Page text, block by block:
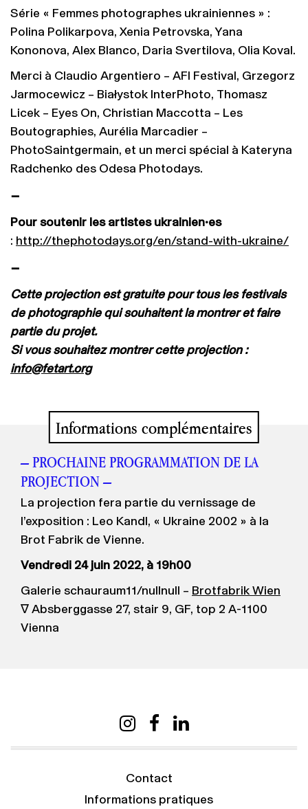
Série « Femmes photographes ukrainiennes » :
Polina Polikarpova, Xenia Petrovska, Yana
Kononova, Alex Blanco, Daria Svertilova, Olia Koval.
Merci à Claudio Argentiero – AFI Festival, Grzegorz
Jarmocewicz – Białystok InterPhoto, Thomasz
Licek – Eyes On, Christian Maccotta – Les
Boutographies, Aurélia Marcadier –
PhotoSaintgermain, et un merci spécial à Kateryna
Radchenko des Odesa Photodays.
−
Pour soutenir les artistes ukrainien•es
: http://thephotodays.org/en/stand-with-ukraine/
−
Cette projection est gratuite pour tous les festivals
de photographie qui souhaitent la montrer et faire
partie du projet.
Si vous souhaitez montrer cette projection :
info@fetart.org
Informations complémentaires
– PROCHAINE PROGRAMMATION DE LA
PROJECTION –
La projection fera partie du vernissage de
l’exposition : Leo Kandl, « Ukraine 2002 » à la
Brot Fabrik de Vienne.
Vendredi 24 juin 2022, à 19h00
Galerie schauraum11/nullnull – Brotfabrik Wien
∇ Absberggasse 27, stair 9, GF, top 2 A-1100
Vienna
Contact
Informations pratiques